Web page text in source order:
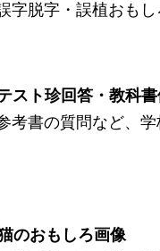
字脱字・誤植おも
スト珍回答・教科
考書の質問など、
のおもしろ画像